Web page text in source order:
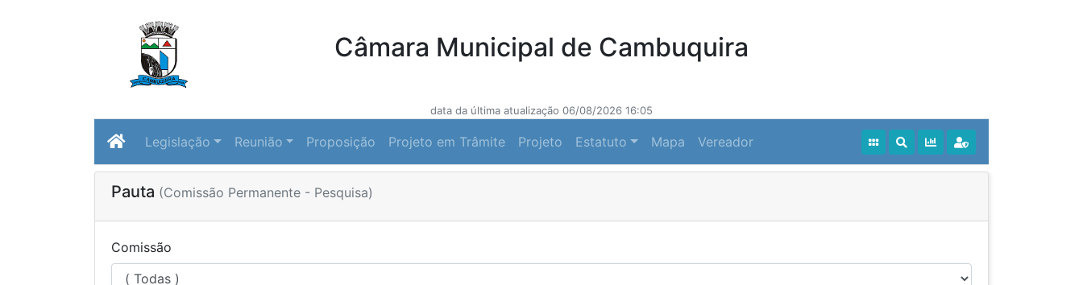
Câmara Municipal de Cambuquira
data da última atualização 06/08/2026 16:05
Legislação Reunião Proposição Projeto em Trâmite Projeto Estatuto Mapa Vereador
Pauta (Comissão Permanente - Pesquisa)
Comissão